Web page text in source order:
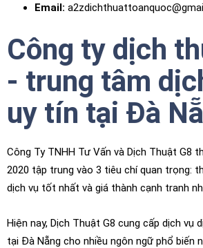
Email:
Công ty dịch
- trung tâm
uy tín tại Đà
Công Ty TNHH Tư Vấn và Dịch Thuật G8
2020 tập trung vào 3 tiêu chí quan trọng:
dịch vụ tốt nhất và giá thành cạnh tranh
Hiện nay, Dịch Thuật G8 cung cấp dịch vụ
tại Đà Nẵng cho nhiều ngôn ngữ phổ biến